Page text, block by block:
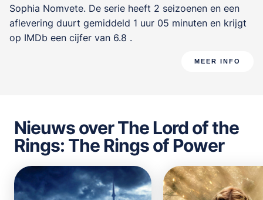
Sophia Nomvete. De serie heeft 2 seizoenen en een
aflevering duurt gemiddeld 1 uur 05 minuten en krijgt
op IMDb een cijfer van 6.8 .
MEER INFO
Nieuws over The Lord of the
Rings: The Rings of Power